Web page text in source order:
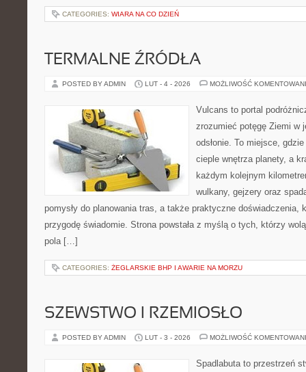
CATEGORIES: WIARA NA CO DZIEŃ
TERMALNE ŹRÓDŁA
POSTED BY ADMIN LUT - 4 - 2026 MOŻLIWOŚĆ
Vulcans to portal
zrozumieć potęgę Ziemi w
odsłonie. To miejsce,
cieple wnętrza planety, a
każdym kolejnym
wulkany, gejzery oraz
pomysły do planowania tras, a także praktyczne doświadczenia,
przygodę świadomie. Strona powstała z myślą o tych, którzy
pola […]
CATEGORIES: ŻEGLARSKIE BHP I AWARIE NA MORZU
SZEWSTWO I RZEMIOSŁO
POSTED BY ADMIN LUT - 3 - 2026 MOŻLIWOŚĆ
Spadlabuta to przestrzeń